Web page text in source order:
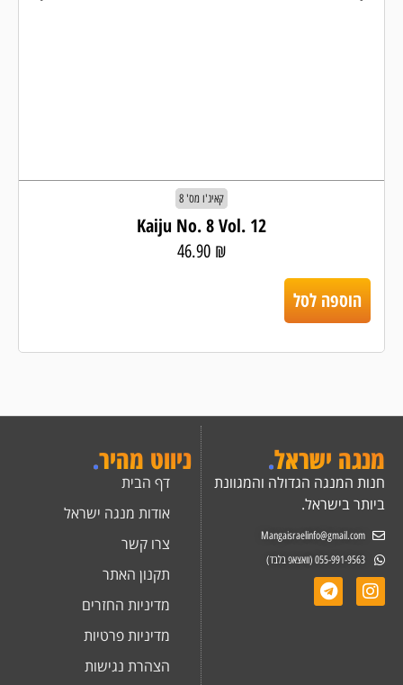
קאיג'ו מס' 8
Kaiju No. 8 Vol. 12
46.90 ₪
הוספה לסל
מנגה ישראל.
חנות המנגה הגדולה והמגוונת
ביותר בישראל.
Mangaisraelinfo@gmail.com
055-991-9563 (וואצאפ בלבד)
ניווט מהיר.
דף הבית
אודות מנגה ישראל
צרו קשר
תקנון האתר
מדיניות החזרים
מדיניות פרטיות
הצהרת נגישות